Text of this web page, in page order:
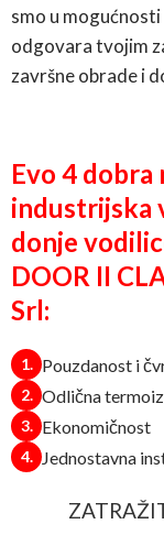
smo u
odgovara tvojim
završne obrade i
Evo 4 dobra
industrijska
donje
DOOR II
Srl:
Pouzdanost i
Odlična
Ekonomičnost
Jednostavna